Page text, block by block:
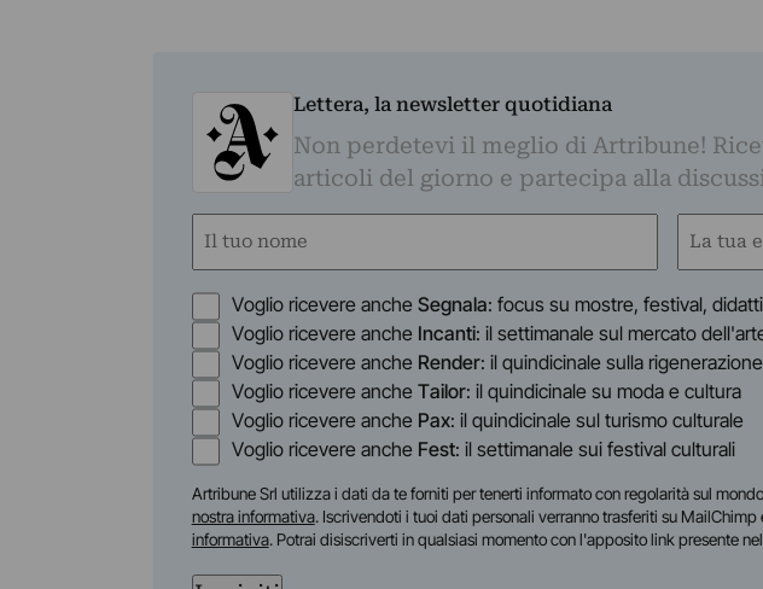
Lettera, la newsletter quotidiana
Non perdetevi il meglio di Artribune!
articoli del giorno e partecipa alla
Nome
Nome
Email
Opzioni
Voglio ricevere anche Segnala: focus su mostre, festival,
Voglio ricevere anche Incanti: il settimanale sul mercato
Voglio ricevere anche Render: il quindicinale sulla
Voglio ricevere anche Tailor: il quindicinale su moda e cultura
Voglio ricevere anche Pax: il quindicinale sul turismo culturale
Voglio ricevere anche Fest: il settimanale sui festival culturali
Artribune Srl utilizza i dati da te forniti per tenerti informato con regolarità sul
nostra informativa. Iscrivendoti i tuoi dati personali verranno trasferiti su
informativa. Potrai disiscriverti in qualsiasi momento con l'apposito link presente